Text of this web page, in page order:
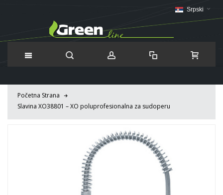
Srpski
Početna Strana
Slavina XO38801 – XO poluprofesionalna za sudoperu